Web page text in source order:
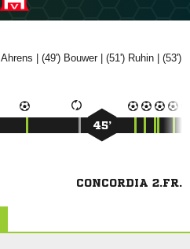
 | (49') | (51')  | (53')
45’
CONCORDIA 2.FR.